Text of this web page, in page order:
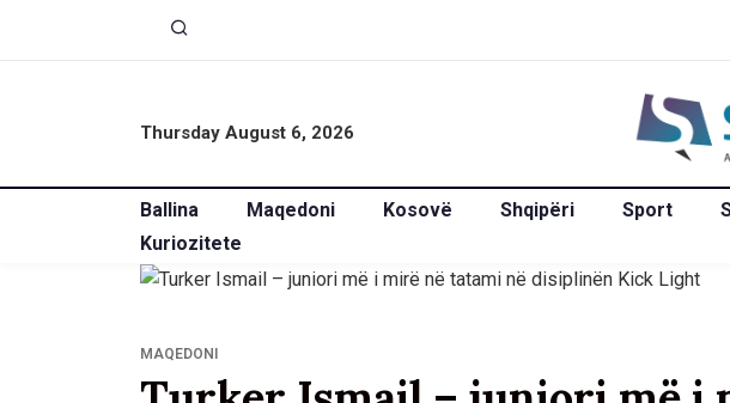
Thursday August 6, 2026
Ballina Maqedoni Kosovë Shqipëri Sport
Kuriozitete
MAQEDONI